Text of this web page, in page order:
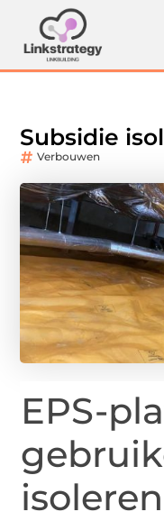
Subsidie
Verbouwen
EPS-
isoleren